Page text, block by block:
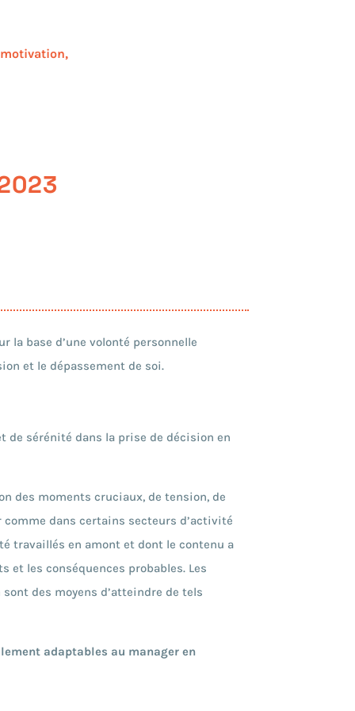
motivation,
la base d’une volonté personnelle
et le dépassement de soi.
de sérénité dans la prise de décision en
des moments cruciaux, de tension, de
comme dans certains secteurs d’activité
travaillés en amont et dont le contenu a
et les conséquences probables. Les
des moyens d’atteindre de tels
adaptables au manager en